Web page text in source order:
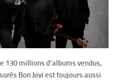
130 millions d’albums vendus,
Bon Jovi est toujours aussi